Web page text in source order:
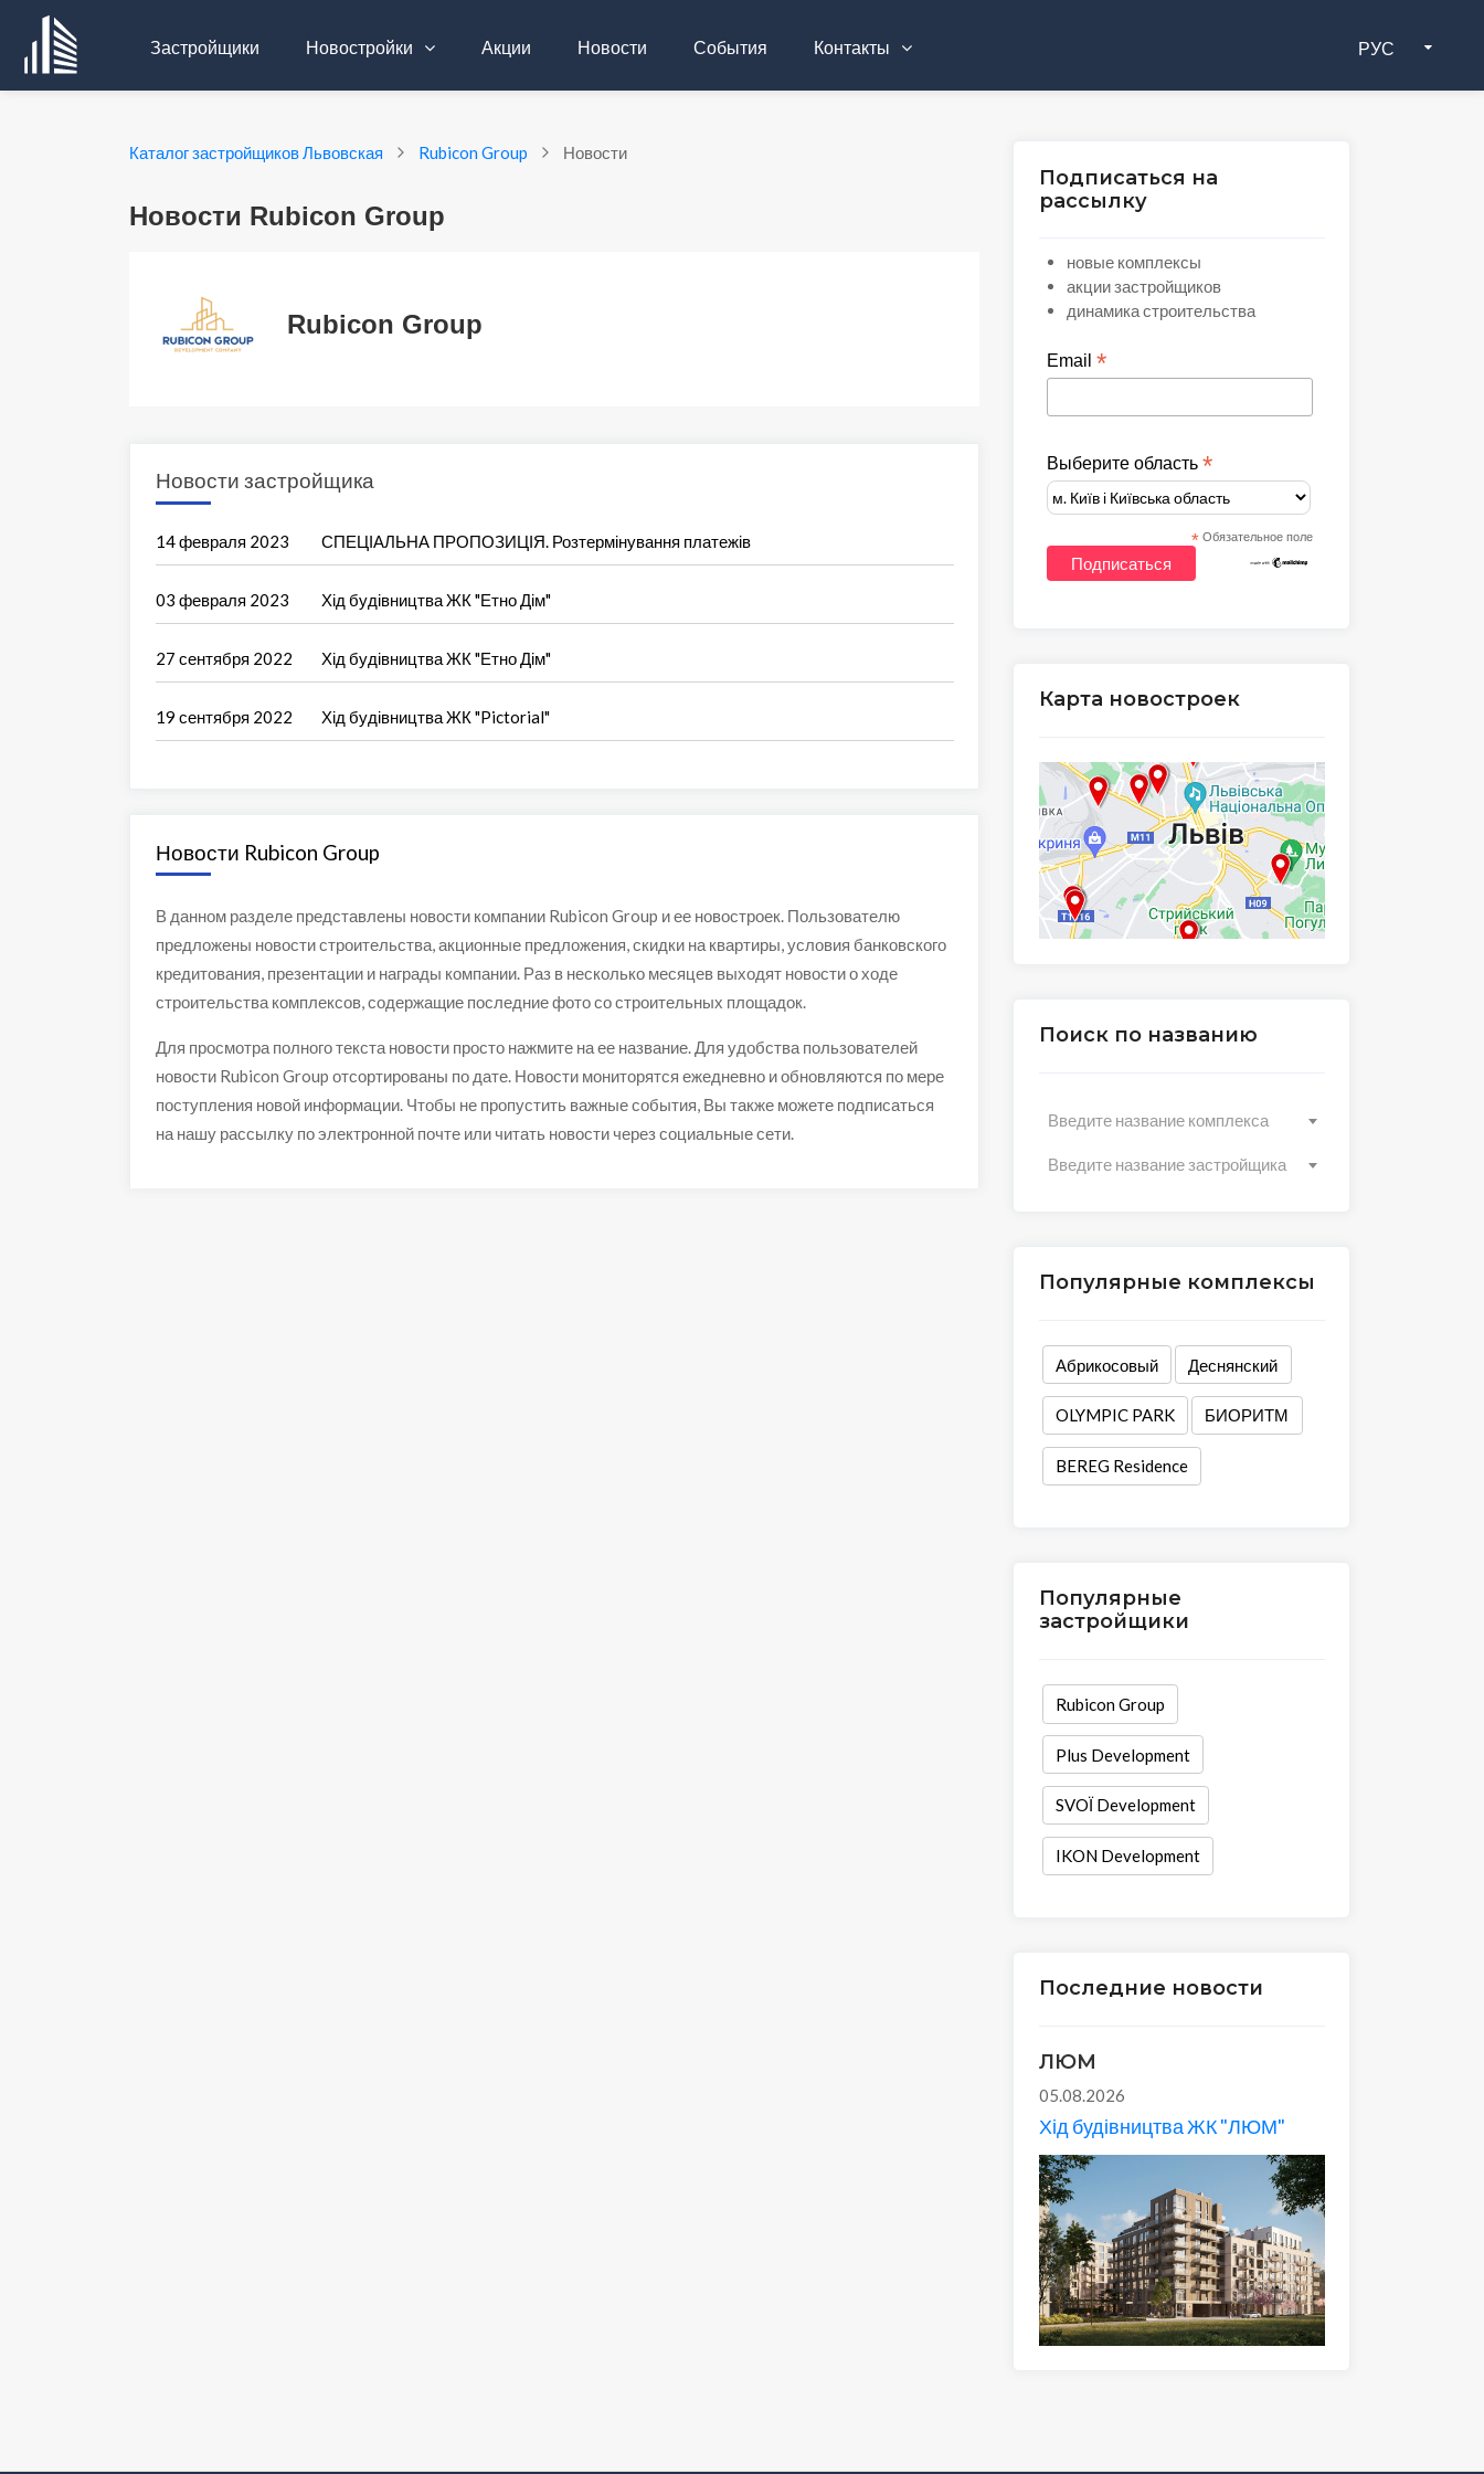
Застройщики Новостройки Акции Новости События Контакты РУС
Каталог застройщиков Львовская Rubicon Group Новости
Новости Rubicon Group
Rubicon Group
Новости застройщика
14 февраля 2023 СПЕЦІАЛЬНА ПРОПОЗИЦІЯ. Розтермінування платежів
03 февраля 2023 Хід будівництва ЖК "Етно Дім"
27 сентября 2022 Хід будівництва ЖК "Етно Дім"
19 сентября 2022 Хід будівництва ЖК "Pictorial"
Новости Rubicon Group
В данном разделе представлены новости компании Rubicon Group и ее новостроек. Пользователю
предложены новости строительства, акционные предложения, скидки на квартиры, условия банковского
кредитования, презентации и награды компании. Раз в несколько месяцев выходят новости о ходе
строительства комплексов, содержащие последние фото со строительных площадок.
Для просмотра полного текста новости просто нажмите на ее название. Для удобства пользователей
новости Rubicon Group отсортированы по дате. Новости мониторятся ежедневно и обновляются по мере
поступления новой информации. Чтобы не пропустить важные события, Вы также можете подписаться
на нашу рассылку по электронной почте или читать новости через социальные сети.
Подписаться на
рассылку
новые комплексы
акции застройщиков
динамика строительства
Email*
Выберите область*
* Обязательное поле
Карта новостроек
Поиск по названию
Введите название комплекса
Введите название застройщика
Популярные комплексы
Абрикосовый Деснянский
OLYMPIC PARK БИОРИТМ
BEREG Residence
Популярные
застройщики
Rubicon Group
Plus Development
SVOЇ Development
IKON Development
Последние новости
ЛЮМ
05.08.2026
Хід будівництва ЖК "ЛЮМ"